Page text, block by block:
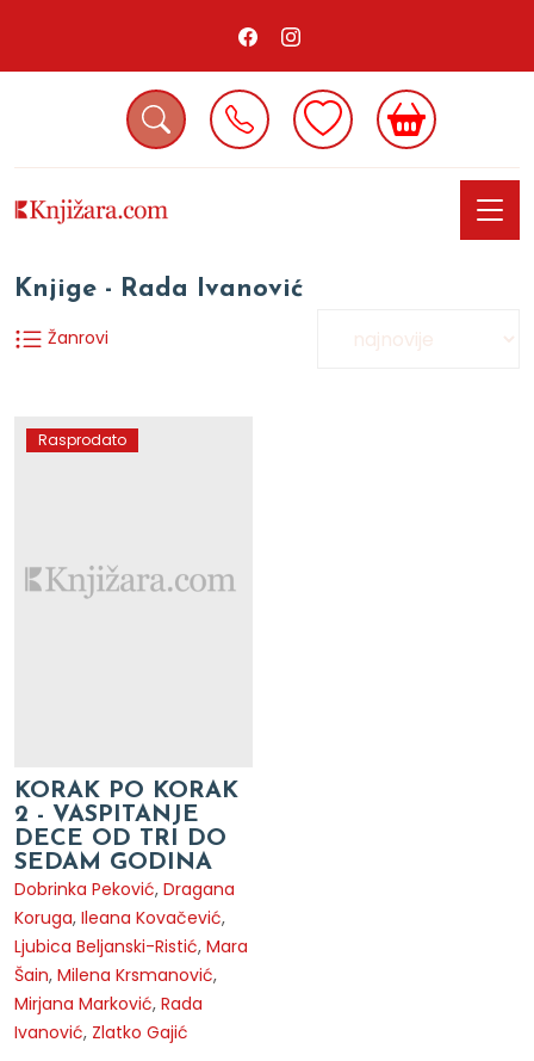
Knjige - Rada Ivanović
Žanrovi
Rasprodato
KORAK PO KORAK
2 - VASPITANJE
DECE OD TRI DO
SEDAM GODINA
Dobrinka Peković, Dragana
Koruga, Ileana Kovačević,
Ljubica Beljanski-Ristić, Mara
Šain, Milena Krsmanović,
Mirjana Marković, Rada
Ivanović, Zlatko Gajić